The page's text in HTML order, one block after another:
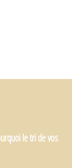
le tri de vos